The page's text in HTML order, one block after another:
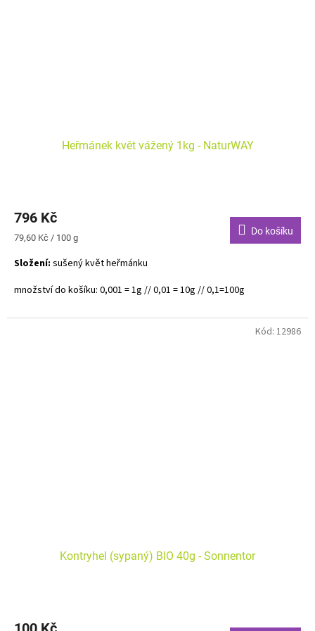
Heřmánek květ vážený 1kg - NaturWAY
produktu
je
5,0
z
hvězdiček.
796 Kč
Měrná
79,60 Kč / 100 g
Do košíku
Složení: sušený květ heřmánku
množství do košíku: 0,001 = 1g // 0,01 = 10g // 0,1=100g
Kontryhel (sypaný) BIO 40g - Sonnentor
Kód: 12986